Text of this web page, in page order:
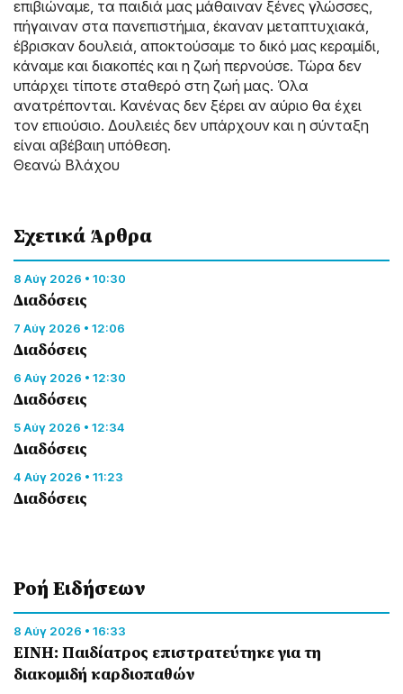
επιβιώναμε, τα παιδιά μας μάθαιναν ξένες γλώσσες,
πήγαιναν στα πανεπιστήμια, έκαναν μεταπτυχιακά,
έβρισκαν δουλειά, αποκτούσαμε το δικό μας κεραμίδι,
κάναμε και διακοπές και η ζωή περνούσε. Τώρα δεν
υπάρχει τίποτε σταθερό στη ζωή μας. Όλα
ανατρέπονται. Κανένας δεν ξέρει αν αύριο θα έχει
τον επιούσιο. Δουλειές δεν υπάρχουν και η σύνταξη
είναι αβέβαιη υπόθεση.
Θεανώ Βλάχου
Σχετικά Άρθρα
8 Αύγ 2026 • 10:30
Διαδόσεις
7 Αύγ 2026 • 12:06
Διαδόσεις
6 Αύγ 2026 • 12:30
Διαδόσεις
5 Αύγ 2026 • 12:34
Διαδόσεις
4 Αύγ 2026 • 11:23
Διαδόσεις
Ροή Eιδήσεων
8 Αύγ 2026 • 16:33
ΕΙΝΗ: Παιδίατρος επιστρατεύτηκε για τη
διακομιδή καρδιοπαθών